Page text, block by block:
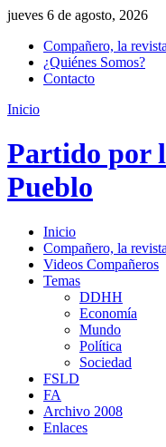
jueves 6 de agosto, 2026
Compañero, la revista
¿Quiénes Somos?
Contacto
Inicio
Partido por
Pueblo
Inicio
Compañero, la revista
Videos Compañeros
Temas
DDHH
Economía
Mundo
Política
Sociedad
FSLD
FA
Archivo 2008
Enlaces